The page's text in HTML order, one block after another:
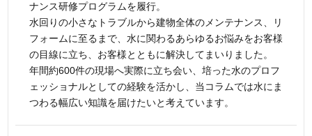
ナンス研修プログラムを履行。
水回りの小さなトラブルから建物全体のメンテナンス、リ
フォームに至るまで、水に関わるあらゆるお悩みをお客様
の目線に立ち、お客様とともに解決してまいりました。
年間約600件の現場へ実際に立ち会い、培った水のプロフ
ェッショナルとしての経験を活かし、当コラムでは水にま
つわる幅広い知識を届けたいと考えています。